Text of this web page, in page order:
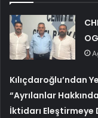
Kılıçdaroğlu’ndan
“Ayrılanlar
İktidarı Eleştirmeye